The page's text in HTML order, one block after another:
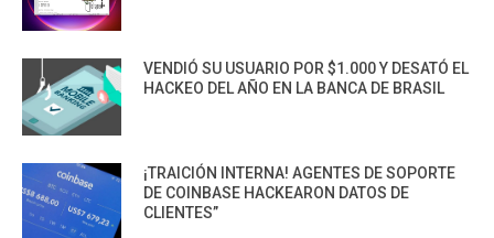
VENDIÓ SU USUARIO POR $1.000 Y DESATÓ EL
HACKEO DEL AÑO EN LA BANCA DE BRASIL
¡TRAICIÓN INTERNA! AGENTES DE SOPORTE
DE COINBASE HACKEARON DATOS DE
CLIENTES”